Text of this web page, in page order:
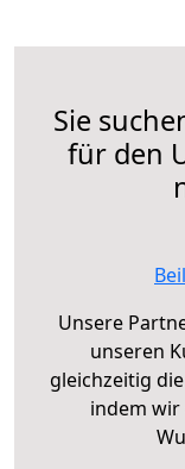
Sie
für den
Unsere
unseren
gleichzeitig
indem wir